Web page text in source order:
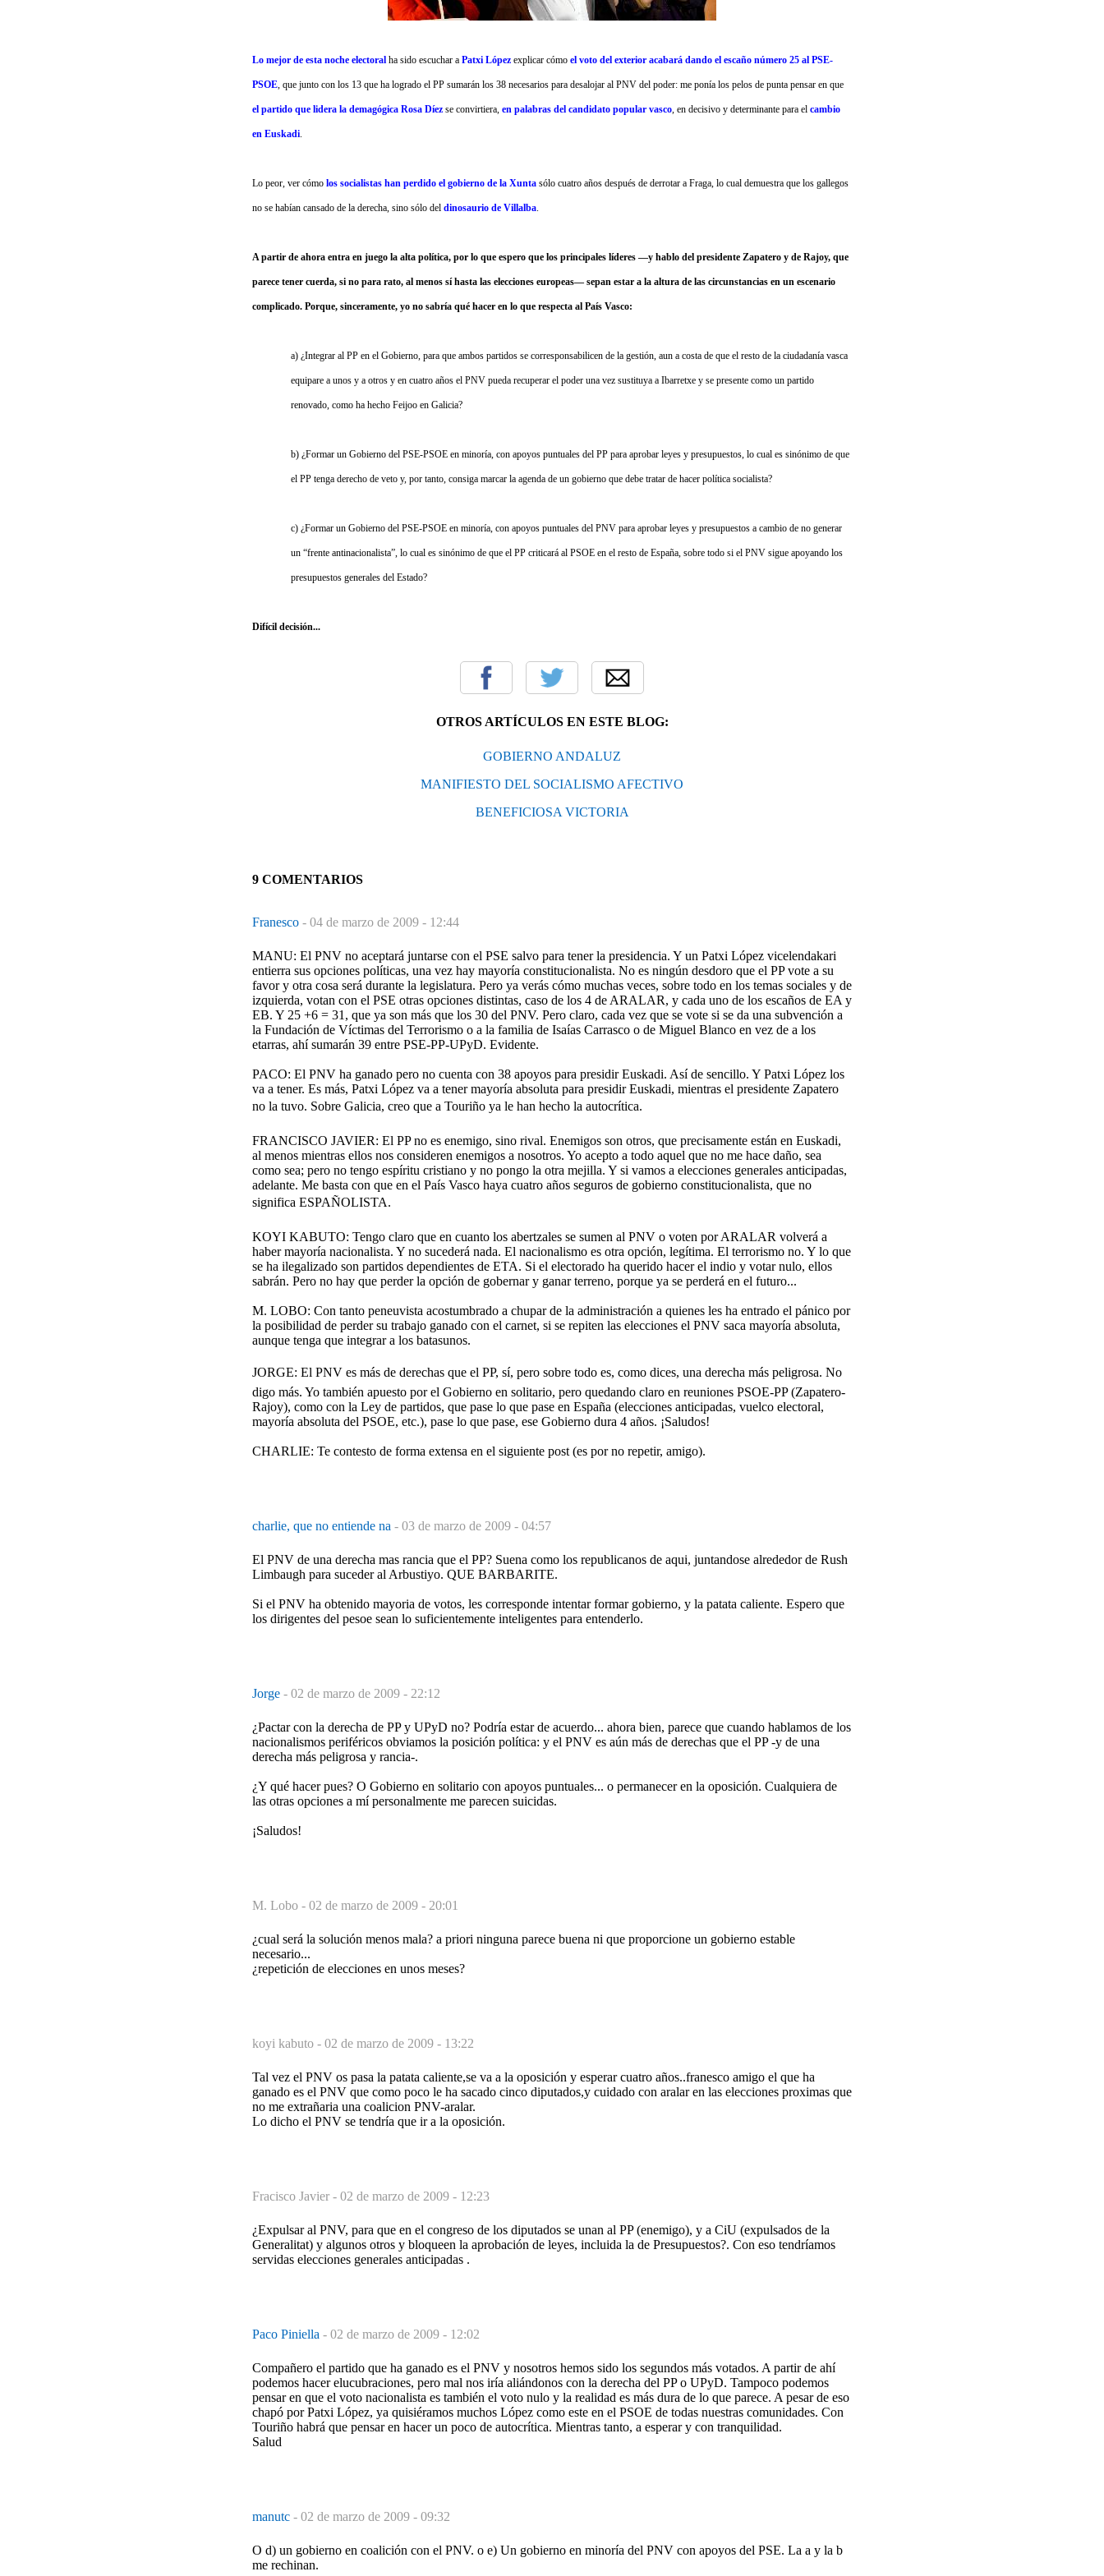
Lo mejor de esta noche electoral ha sido escuchar a Patxi López explicar cómo el voto del exterior acabará dando el escaño número 25 al PSE-
PSOE , que junto con los 13 que ha logrado el PP sumarán los 38 necesarios para desalojar al PNV del poder: me ponía los pelos de punta pensar en que
el partido que lidera la demagógica Rosa Díez se convirtiera, en palabras del candidato popular vasco , en decisivo y determinante para el cambio
en Euskadi
Lo peor, ver cómo los socialistas han perdido el gobierno de la Xunta sólo cuatro años después de derrotar a Fraga, lo cual demuestra que los gallegos
no se habían cansado de la derecha, sino sólo del dinosaurio de Villalba
A partir de ahora entra en juego la alta política, por lo que espero que los principales líderes —y hablo del presidente Zapatero y de Rajoy, que
parece tener cuerda, si no para rato, al menos sí hasta las elecciones europeas— sepan estar a la altura de las circunstancias en un escenario
complicado. Porque, sinceramente, yo no sabría qué hacer en lo que respecta al País Vasco:
a) ¿Integrar al PP en el Gobierno, para que ambos partidos se corresponsabilicen de la gestión, aun a costa de que el resto de la ciudadanía vasca
equipare a unos y a otros y en cuatro años el PNV pueda recuperar el poder una vez sustituya a Ibarretxe y se presente como un partido
renovado, como ha hecho Feijoo en Galicia?
b) ¿Formar un Gobierno del PSE-PSOE en minoría, con apoyos puntuales del PP para aprobar leyes y presupuestos, lo cual es sinónimo de que
el PP tenga derecho de veto y, por tanto, consiga marcar la agenda de un gobierno que debe tratar de hacer política socialista?
c) ¿Formar un Gobierno del PSE-PSOE en minoría, con apoyos puntuales del PNV para aprobar leyes y presupuestos a cambio de no generar
un “frente antinacionalista”, lo cual es sinónimo de que el PP criticará al PSOE en el resto de España, sobre todo si el PNV sigue apoyando los
presupuestos generales del Estado?
Difícil decisión...
OTROS ARTÍCULOS EN ESTE BLOG:
GOBIERNO ANDALUZ
MANIFIESTO DEL SOCIALISMO AFECTIVO
BENEFICIOSA VICTORIA
9 COMENTARIOS
Franesco - 04 de marzo de 2009 - 12:44
MANU: El PNV no aceptará juntarse con el PSE salvo para tener la presidencia. Y un Patxi López vicelendakari
entierra sus opciones políticas, una vez hay mayoría constitucionalista. No es ningún desdoro que el PP vote a su
favor y otra cosa será durante la legislatura. Pero ya verás cómo muchas veces, sobre todo en los temas sociales y de
izquierda, votan con el PSE otras opciones distintas, caso de los 4 de ARALAR, y cada uno de los escaños de EA y
EB. Y 25 +6 = 31, que ya son más que los 30 del PNV. Pero claro, cada vez que se vote si se da una subvención a
la Fundación de Víctimas del Terrorismo o a la familia de Isaías Carrasco o de Miguel Blanco en vez de a los
etarras, ahí sumarán 39 entre PSE-PP-UPyD. Evidente.
PACO: El PNV ha ganado pero no cuenta con 38 apoyos para presidir Euskadi. Así de sencillo. Y Patxi López los
va a tener. Es más, Patxi López va a tener mayoría absoluta para presidir Euskadi, mientras el presidente Zapatero
no la tuvo. Sobre Galicia, creo que a Touriño ya le han hecho la autocrítica.
FRANCISCO JAVIER: El PP no es enemigo, sino rival. Enemigos son otros, que precisamente están en Euskadi,
al menos mientras ellos nos consideren enemigos a nosotros. Yo acepto a todo aquel que no me hace daño, sea
como sea; pero no tengo espíritu cristiano y no pongo la otra mejilla. Y si vamos a elecciones generales anticipadas,
adelante. Me basta con que en el País Vasco haya cuatro años seguros de gobierno constitucionalista, que no
significa ESPAÑOLISTA.
KOYI KABUTO: Tengo claro que en cuanto los abertzales se sumen al PNV o voten por ARALAR volverá a
haber mayoría nacionalista. Y no sucederá nada. El nacionalismo es otra opción, legítima. El terrorismo no. Y lo que
se ha ilegalizado son partidos dependientes de ETA. Si el electorado ha querido hacer el indio y votar nulo, ellos
sabrán. Pero no hay que perder la opción de gobernar y ganar terreno, porque ya se perderá en el futuro...
M. LOBO: Con tanto peneuvista acostumbrado a chupar de la administración a quienes les ha entrado el pánico por
la posibilidad de perder su trabajo ganado con el carnet, si se repiten las elecciones el PNV saca mayoría absoluta,
aunque tenga que integrar a los batasunos.
JORGE: El PNV es más de derechas que el PP, sí, pero sobre todo es, como dices, una derecha más peligrosa. No
digo más. Yo también apuesto por el Gobierno en solitario, pero quedando claro en reuniones PSOE-PP (Zapatero-
Rajoy), como con la Ley de partidos, que pase lo que pase en España (elecciones anticipadas, vuelco electoral,
mayoría absoluta del PSOE, etc.), pase lo que pase, ese Gobierno dura 4 años. ¡Saludos!
CHARLIE: Te contesto de forma extensa en el siguiente post (es por no repetir, amigo).
charlie, que no entiende na - 03 de marzo de 2009 - 04:57
El PNV de una derecha mas rancia que el PP? Suena como los republicanos de aqui, juntandose alrededor de Rush
Limbaugh para suceder al Arbustiyo. QUE BARBARITE.
Si el PNV ha obtenido mayoria de votos, les corresponde intentar formar gobierno, y la patata caliente. Espero que
los dirigentes del pesoe sean lo suficientemente inteligentes para entenderlo.
Jorge - 02 de marzo de 2009 - 22:12
¿Pactar con la derecha de PP y UPyD no? Podría estar de acuerdo... ahora bien, parece que cuando hablamos de los
nacionalismos periféricos obviamos la posición política: y el PNV es aún más de derechas que el PP -y de una
derecha más peligrosa y rancia-.
¿Y qué hacer pues? O Gobierno en solitario con apoyos puntuales... o permanecer en la oposición. Cualquiera de
las otras opciones a mí personalmente me parecen suicidas.
¡Saludos!
M. Lobo - 02 de marzo de 2009 - 20:01
¿cual será la solución menos mala? a priori ninguna parece buena ni que proporcione un gobierno estable
necesario...
¿repetición de elecciones en unos meses?
koyi kabuto - 02 de marzo de 2009 - 13:22
Tal vez el PNV os pasa la patata caliente,se va a la oposición y esperar cuatro años..franesco amigo el que ha
ganado es el PNV que como poco le ha sacado cinco diputados,y cuidado con aralar en las elecciones proximas que
no me extrañaria una coalicion PNV-aralar.
Lo dicho el PNV se tendría que ir a la oposición.
Fracisco Javier - 02 de marzo de 2009 - 12:23
¿Expulsar al PNV, para que en el congreso de los diputados se unan al PP (enemigo), y a CiU (expulsados de la
Generalitat) y algunos otros y bloqueen la aprobación de leyes, incluida la de Presupuestos?. Con eso tendríamos
servidas elecciones generales anticipadas .
Paco Piniella - 02 de marzo de 2009 - 12:02
Compañero el partido que ha ganado es el PNV y nosotros hemos sido los segundos más votados. A partir de ahí
podemos hacer elucubraciones, pero mal nos iría aliándonos con la derecha del PP o UPyD. Tampoco podemos
pensar en que el voto nacionalista es también el voto nulo y la realidad es más dura de lo que parece. A pesar de eso
chapó por Patxi López, ya quisiéramos muchos López como este en el PSOE de todas nuestras comunidades. Con
Touriño habrá que pensar en hacer un poco de autocrítica. Mientras tanto, a esperar y con tranquilidad.
Salud
manutc - 02 de marzo de 2009 - 09:32
O d) un gobierno en coalición con el PNV. o e) Un gobierno en minoría del PNV con apoyos del PSE. La a y la b
me rechinan.